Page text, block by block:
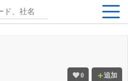
0 追加